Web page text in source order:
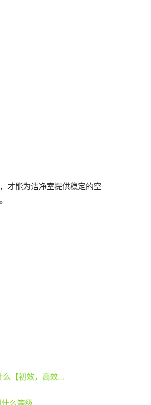
才能为洁净室提供稳定的空
新风空气过滤箱的作用是什么【初效，高效过滤器】